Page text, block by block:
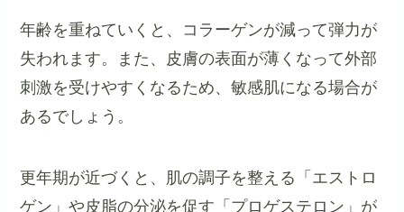
年齢を重ねていくと、コラーゲンが減って弾力が
失われます。また、皮膚の表面が薄くなって外部
刺激を受けやすくなるため、敏感肌になる場合が
あるでしょう。
更年期が近づくと、肌の調子を整える「エストロ
ゲン」や皮脂の分泌を促す「プロゲステロン」が